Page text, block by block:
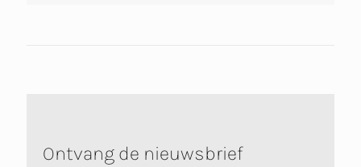
Ontvang de nieuwsbrief